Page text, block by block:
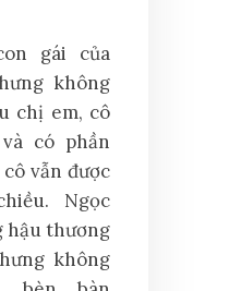
gái của
không
chị em, cô
có phần
vẫn được
Ngọc
hậu thương
không